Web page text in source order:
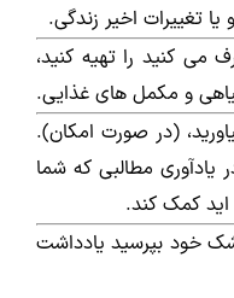
تغییرات اخیر زندگی.
می کنید را تهیه کنید،
و مکمل های غذایی.
(در صورت امکان).
مطالبی که شما
کمک کند.
خود بپرسید یادداشت